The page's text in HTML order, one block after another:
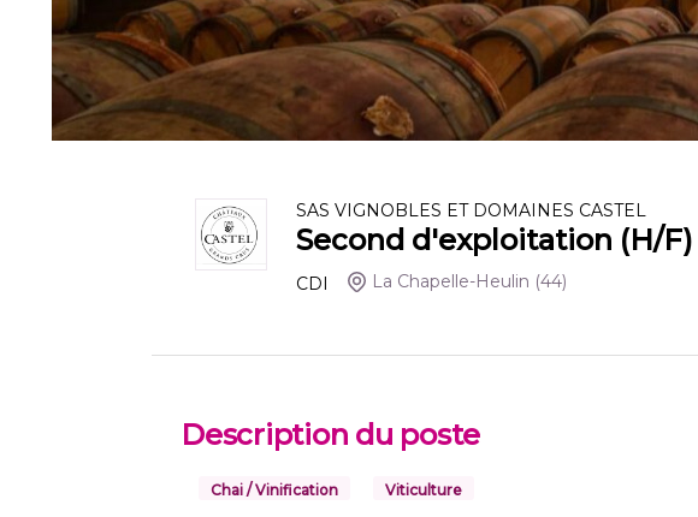
SAS VIGNOBLES ET DOMAINES CASTEL
Second d'exploitation (H/F)
CDI La Chapelle-Heulin (44)
Description du poste
Chai / Vinification Viticulture